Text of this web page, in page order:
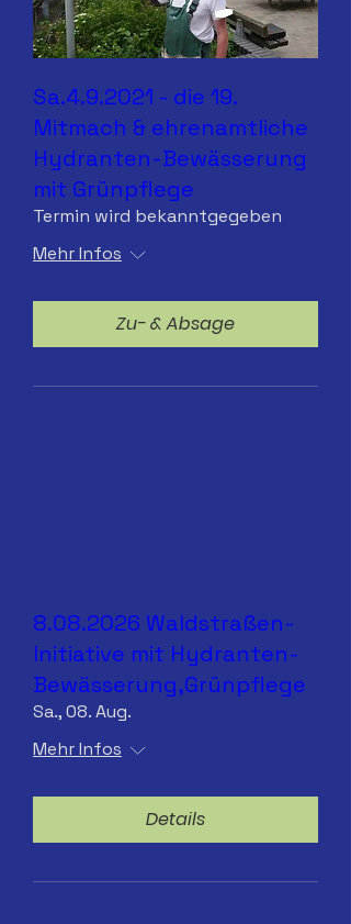
Sa.4.9.2021 - die 19.
Mitmach & ehrenamtliche
Hydranten-Bewässerung
mit Grünpflege
Termin wird bekanntgegeben
Mehr Infos
Zu- & Absage
8.08.2026 Waldstraßen-
Initiative mit Hydranten-
Bewässerung,Grünpflege
Sa., 08. Aug.
Mehr Infos
Details